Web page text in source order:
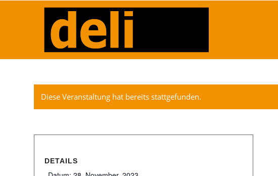
Diese Veranstaltung hat bereits stattgefunden.
DETAILS